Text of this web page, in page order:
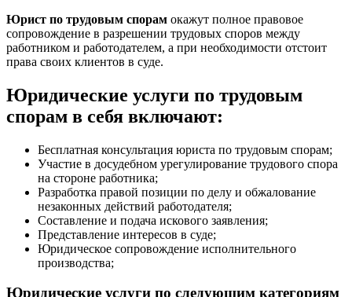
Юрист по трудовым спорам окажут полное правовое
сопровождение в разрешении трудовых споров между
работником и работодателем, а при необходимости отстоит
права своих клиентов в суде.
Юридические услуги по трудовым
спорам в себя включают:
Бесплатная консультация юриста по трудовым спорам;
Участие в досудебном урегулирование трудового спора
на стороне работника;
Разработка правой позиции по делу и обжалование
незаконных действий работодателя;
Составление и подача искового заявления;
Представление интересов в суде;
Юридическое сопровождение исполнительного
производства;
Юридические услуги по следующим категориям